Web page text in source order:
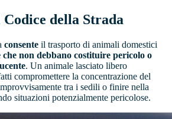
della Strada
consente il trasporto di animali domestici
che non debbano costituire pericolo o
. Un animale lasciato libero
compromettere la concentrazione del
tra i sedili o finire nella
situazioni potenzialmente pericolose.